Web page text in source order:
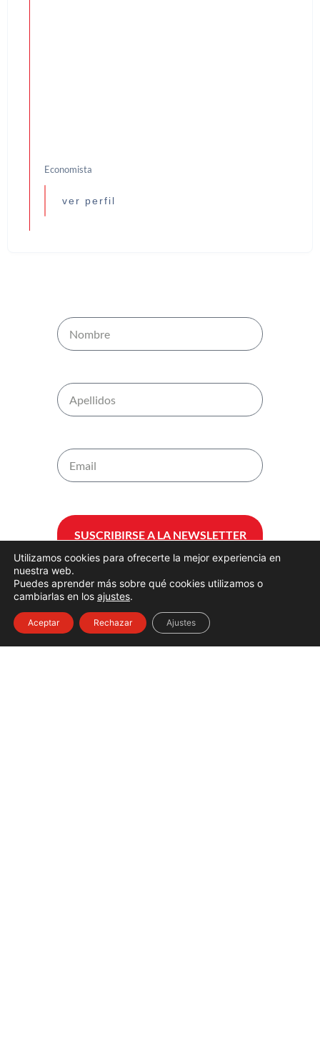
Economista
ver perfil
SUSCRIBIRSE A LA NEWSLETTER
Utilizamos cookies para ofrecerte la mejor experiencia en
nuestra web.
Puedes aprender más sobre qué cookies utilizamos o
cambiarlas en los ajustes.
Aceptar Rechazar Ajustes